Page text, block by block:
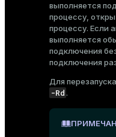
выполняется
процессу,
процессу. Если
выполняется
подключения
подключения
Для
-Rd.